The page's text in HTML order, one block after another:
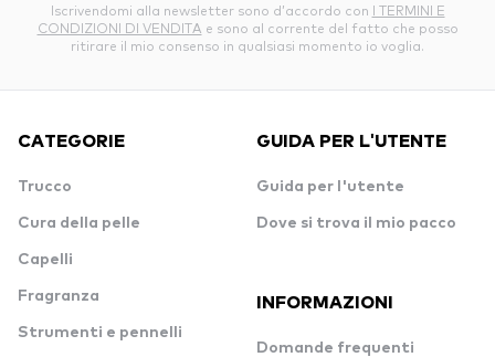
Iscrivendomi alla newsletter sono d’accordo con I TERMINI E
CONDIZIONI DI VENDITA e sono al corrente del fatto che posso
ritirare il mio consenso in qualsiasi momento io voglia.
CATEGORIE
Trucco
Cura della pelle
Capelli
Fragranza
Strumenti e pennelli
GUIDA PER L'UTENTE
Guida per l'utente
Dove si trova il mio pacco
INFORMAZIONI
Domande frequenti